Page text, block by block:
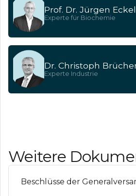
Prof. Dr. Jürgen Eckel
Experte für Biochemie
Dr. Christoph
Experte Industrie
Weitere
Beschlüsse der